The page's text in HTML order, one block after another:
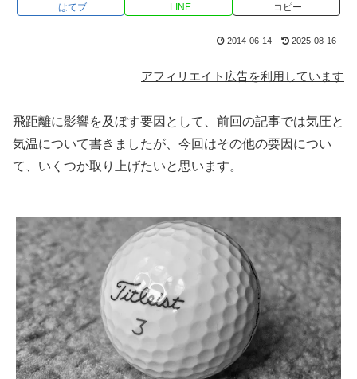
はてブ LINE コピー
2014-06-14 2025-08-16
アフィリエイト広告を利用しています
飛距離に影響を及ぼす要因として、前回の記事では気圧と
気温について書きましたが、今回はその他の要因につい
て、いくつか取り上げたいと思います。